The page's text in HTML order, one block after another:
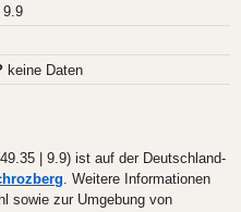
9.9
keine Daten
| 9.9) ist auf der Deutschland-
. Weitere Informationen
sowie zur Umgebung von